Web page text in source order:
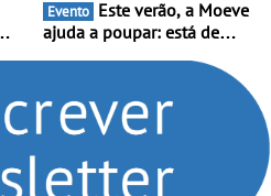
Evento
ajuda a poupar: está de
Volta” com descontos de